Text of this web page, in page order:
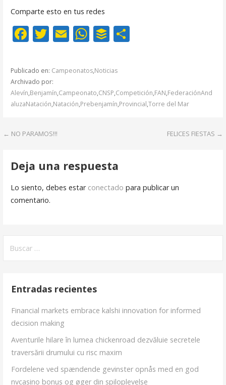
Comparte esto en tus redes
F
e
b
o
k
T
itt
er
E
ai
W
at
A
B
f
C
ar
Publicado en: Campeonatos,Noticias
Archivado por:
Alevín,Benjamín,Campeonato,CNSP,Competición,FAN,FederaciónAnd
aluzaNatación,Natación,Prebenjamín,Provincial,Torre del Mar
Navegación
entradas
← NO PARAMOS!!! FELICES FIESTAS →
Deja una respuesta
Lo siento, debes estar conectado para publicar un
comentario.
Entradas recientes
Financial markets embrace kalshi innovation for informed
decision making
Aventurile hilare în lumea chickenroad dezvăluie secretele
traversării drumului cu risc maxim
Fordelene ved spændende gevinster opnås med en god
nvcasino bonus og øger din spiloplevelse